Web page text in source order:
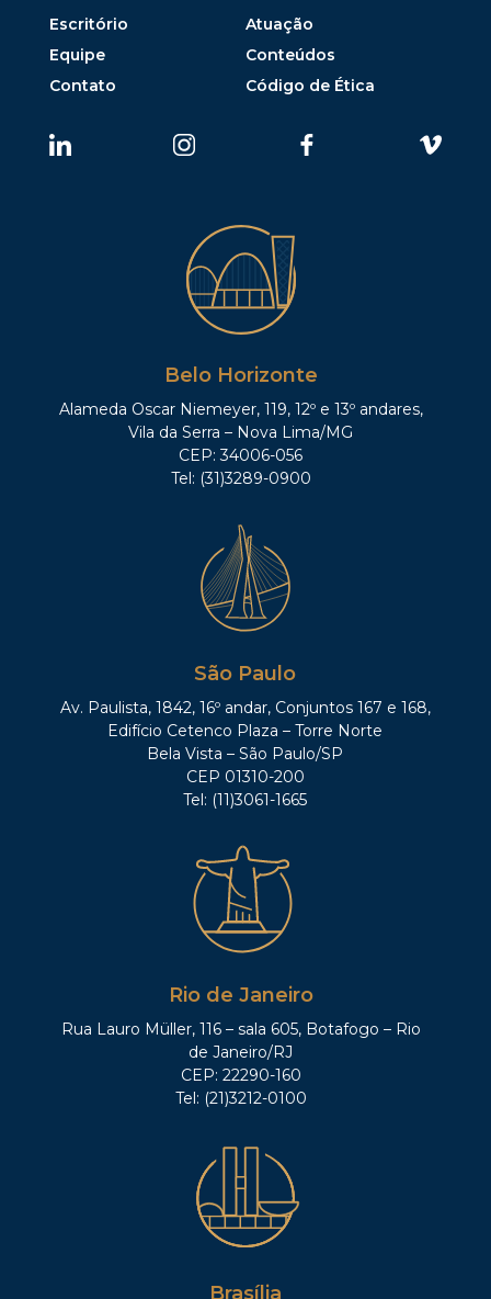
Escritório
Atuação
Equipe
Conteúdos
Contato
Código de Ética
Belo Horizonte
Alameda Oscar Niemeyer, 119, 12º e 13º andares,
Vila da Serra – Nova Lima/MG
CEP: 34006-056
Tel: (31)3289-0900
São Paulo
Av. Paulista, 1842, 16º andar, Conjuntos 167 e 168,
Edifício Cetenco Plaza – Torre Norte
Bela Vista – São Paulo/SP
CEP 01310-200
Tel: (11)3061-1665
Rio de Janeiro
Rua Lauro Müller, 116 – sala 605, Botafogo – Rio
de Janeiro/RJ
CEP: 22290-160
Tel: (21)3212-0100
Brasília